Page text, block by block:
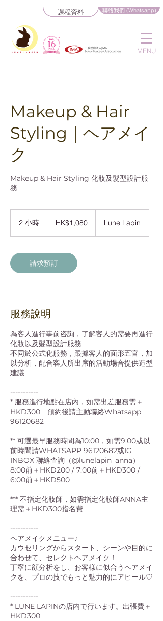
課程資料 聯絡我們 (Whatsapp)
MENU
Makeup & Hair
Styling｜ヘアメイ
ク
Makeup & Hair Styling 化妝及髮型設計服
務
2 小時 HK$1,080 Lune Lapin
請求預訂
服務說明
為客人進行事前咨詢，了解客人的需要再進行
化妝以及髮型設計服務
不同於公式化服務，跟據客人的面形五官，加
以分析，配合客人所出席的活動場合提供造型
建議
-----------
* 服務進行地點在店內，如需出差服務需＋
HKD300 預約後請主動聯絡Whatsapp
96120682
** 可選最早服務時間為10:00，如需9:00或以
前時間請WHATSAPP 96120682或IG
INBOX 聯絡查詢（@lunelapin_anna）
8:00前＋HKD200 / 7:00前＋HKD300 /
6:00前＋HKD500
*** 不指定化妝師，如需指定化妝師ANNA主
理需＋HKD300指名費
-----------
ヘアメイクメニュー♪
カウセリングからスタート、シーンや目的に
合わせて、セレクトヘアメイク！
丁寧に顔分析をし、お客様に似合うヘアメイ
クを、プロの技でもっと魅力的にアピール♡
-----------
* LUNE LAPINの店内で行います。出張費＋
HKD300